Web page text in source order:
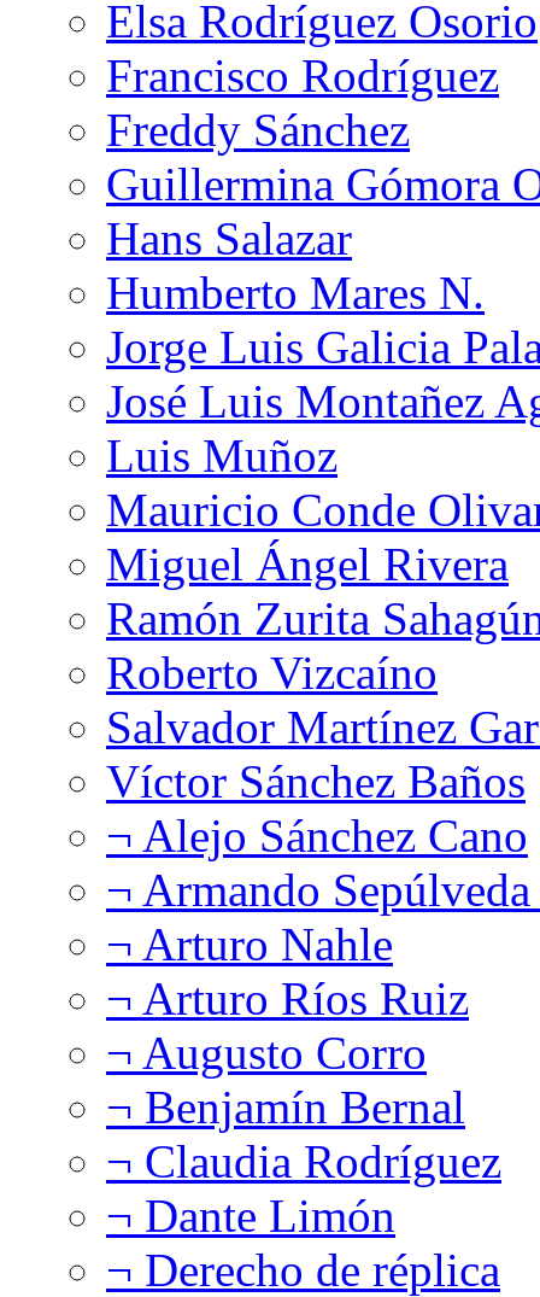
Elsa Rodríguez Osorio
Francisco Rodríguez
Freddy Sánchez
Guillermina Gómora
Hans Salazar
Humberto Mares N.
Jorge Luis Galicia
José Luis Montañez
Luis Muñoz
Mauricio Conde
Miguel Ángel Rivera
Ramón Zurita
Roberto Vizcaíno
Salvador Martínez
Víctor Sánchez Baños
¬ Alejo Sánchez Cano
¬ Armando
¬ Arturo Nahle
¬ Arturo Ríos Ruiz
¬ Augusto Corro
¬ Benjamín Bernal
¬ Claudia Rodríguez
¬ Dante Limón
¬ Derecho de réplica